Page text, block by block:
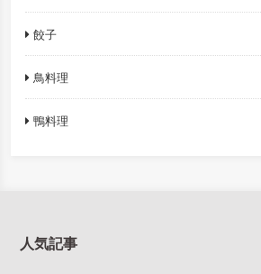
餃子
鳥料理
鴨料理
人気記事